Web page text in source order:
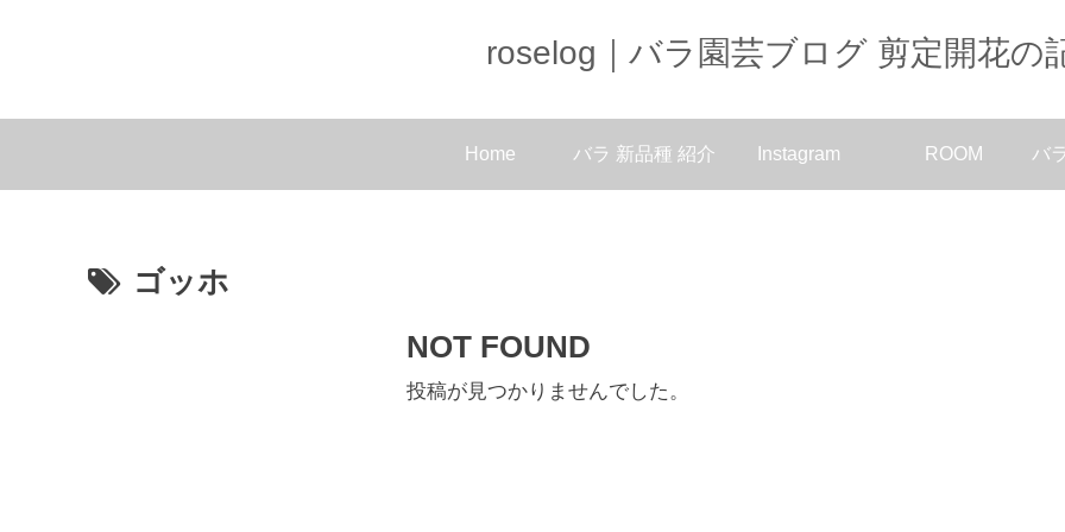
roselog｜バラ園芸ブログ 剪定開花の
Home バラ 新品種 紹介 Instagram ROOM バ
ゴッホ
NOT FOUND
投稿が見つかりませんでした。